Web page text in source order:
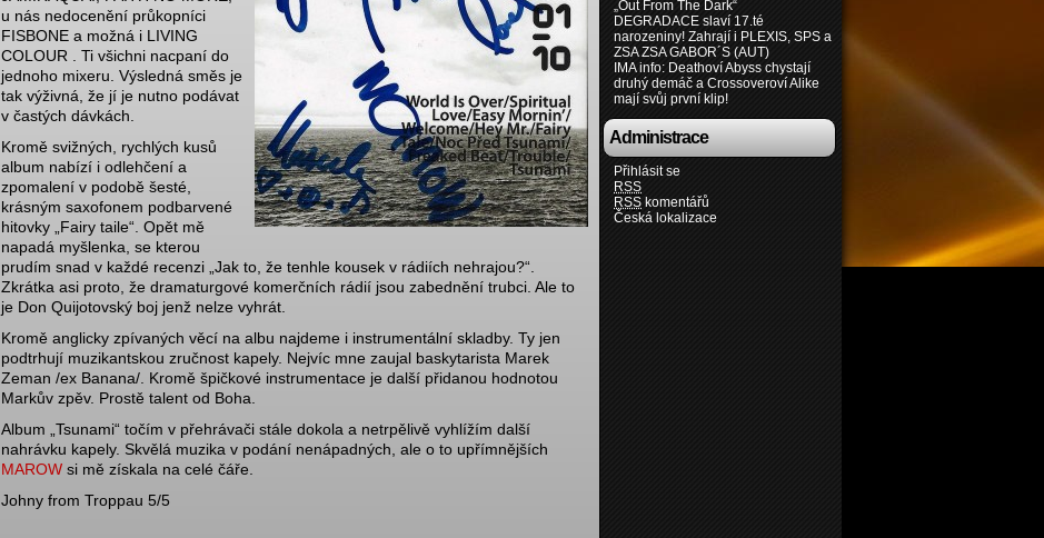
u nás nedocenění průkopníci
FISBONE a možná i LIVING
COLOUR . Ti všichni nacpaní do
jednoho mixeru. Výsledná směs je
tak výživná, že jí je nutno podávat
v častých dávkách.
Kromě svižných, rychlých kusů
album nabízí i odlehčení a
zpomalení v podobě šesté,
krásným saxofonem podbarvené
hitovky „Fairy taile“. Opět mě
napadá myšlenka, se kterou
prudím snad v každé recenzi „Jak to, že tenhle kousek v rádiích nehrajou?“.
Zkrátka asi proto, že dramaturgové komerčních rádií jsou zabednění trubci. Ale to
je Don Quijotovský boj jenž nelze vyhrát.
Kromě anglicky zpívaných věcí na albu najdeme i instrumentální skladby. Ty jen
podtrhují muzikantskou zručnost kapely. Nejvíc mne zaujal baskytarista Marek
Zeman /ex Banana/. Kromě špičkové instrumentace je další přidanou hodnotou
Markův zpěv. Prostě talent od Boha.
Album „Tsunami“ točím v přehrávači stále dokola a netrpělivě vyhlížím další
nahrávku kapely. Skvělá muzika v podání nenápadných, ale o to upřímnějších
MAROW si mě získala na celé čáře.
Johny from Troppau 5/5
„Out From The Dark“
DEGRADACE slaví 17.té
narozeniny! Zahrají i PLEXIS, SPS a
ZSA ZSA GABOR´S (AUT)
IMA info: Deathoví Abyss chystají
druhý demáč a Crossoveroví Alike
mají svůj první klip!
Administrace
Přihlásit se
RSS
RSS komentářů
Česká lokalizace